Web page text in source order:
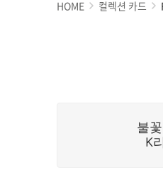
HOME 컬렉션 카드
불
K